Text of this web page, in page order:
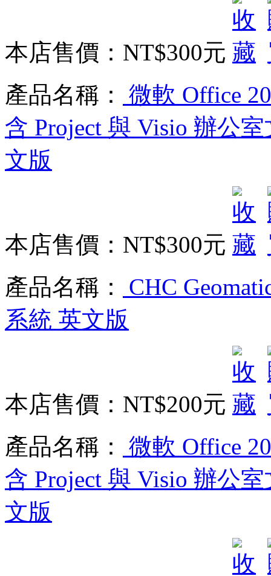
本店售價： NT$300元
產品名稱：
微軟 Office
含 Project 與 Visio 辦公
文版
本店售價： NT$300元
產品名稱：
CHC
系統 英文版
本店售價： NT$200元
產品名稱：
微軟 Office
含 Project 與 Visio 辦公
文版